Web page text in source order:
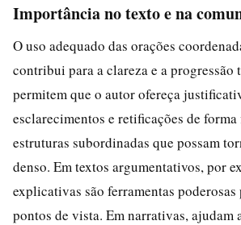
Importância no texto e na
O uso adequado das orações
contribui para a clareza e a progressão
permitem que o autor ofereça
esclarecimentos e retificações de
estruturas subordinadas que possam
denso. Em textos argumentativos, por
explicativas são ferramentas
pontos de vista. Em narrativas, ajudam